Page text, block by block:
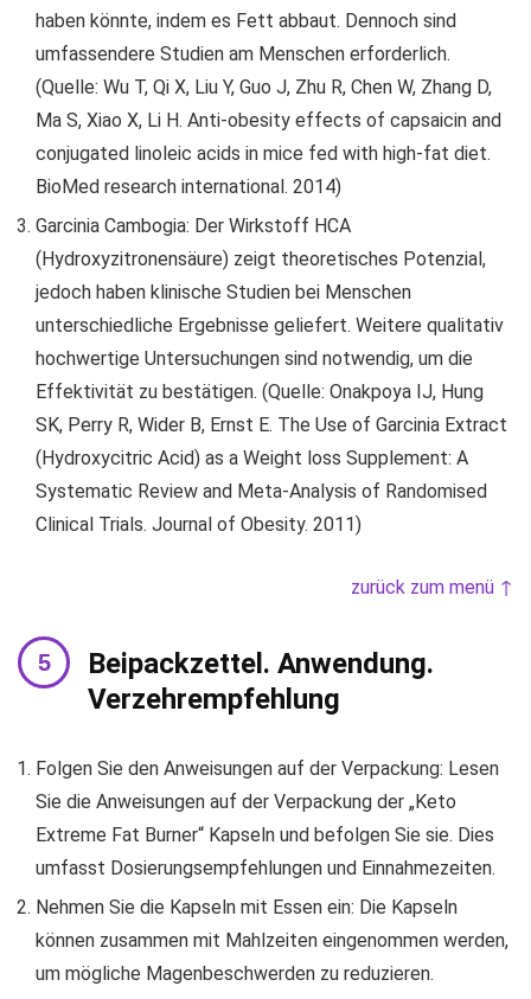
haben könnte, indem es Fett abbaut. Dennoch sind
umfassendere Studien am Menschen erforderlich.
(Quelle: Wu T, Qi X, Liu Y, Guo J, Zhu R, Chen W, Zhang D,
Ma S, Xiao X, Li H. Anti-obesity effects of capsaicin and
conjugated linoleic acids in mice fed with high-fat diet.
BioMed research international. 2014)
Garcinia Cambogia: Der Wirkstoff HCA
(Hydroxyzitronensäure) zeigt theoretisches Potenzial,
jedoch haben klinische Studien bei Menschen
unterschiedliche Ergebnisse geliefert. Weitere qualitativ
hochwertige Untersuchungen sind notwendig, um die
Effektivität zu bestätigen. (Quelle: Onakpoya IJ, Hung
SK, Perry R, Wider B, Ernst E. The Use of Garcinia Extract
(Hydroxycitric Acid) as a Weight loss Supplement: A
Systematic Review and Meta-Analysis of Randomised
Clinical Trials. Journal of Obesity. 2011)
zurück zum menü ↑
Beipackzettel. Anwendung.
Verzehrempfehlung
Folgen Sie den Anweisungen auf der Verpackung: Lesen
Sie die Anweisungen auf der Verpackung der „Keto
Extreme Fat Burner“ Kapseln und befolgen Sie sie. Dies
umfasst Dosierungsempfehlungen und Einnahmezeiten.
Nehmen Sie die Kapseln mit Essen ein: Die Kapseln
können zusammen mit Mahlzeiten eingenommen werden,
um mögliche Magenbeschwerden zu reduzieren.